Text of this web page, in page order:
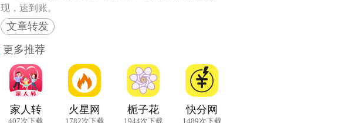
现，速到账。
文章转发
更多推荐
家人转
407次下载
火星网
1782次下载
栀子花
1944次下载
快分网
1489次下载